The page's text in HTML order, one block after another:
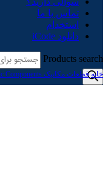
تماس با ما
استخدام
دانلود iCode
Products search
خانه قطعات مکانیک Mechanic Components